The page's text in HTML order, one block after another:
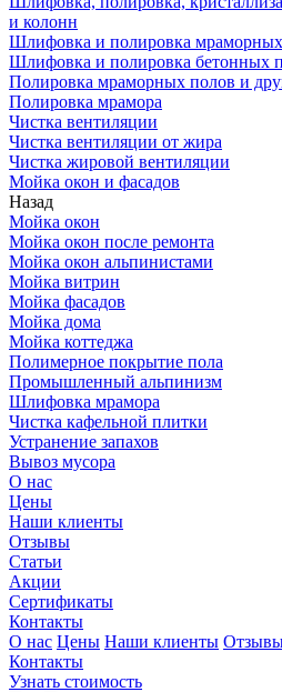
и колонн
Шлифовка и полировка
Шлифовка и полировка бетонных
Полировка мраморных полов и
Полировка мрамора
Чистка вентиляции
Чистка вентиляции от жира
Чистка жировой вентиляции
Мойка окон и фасадов
Назад
Мойка окон
Мойка окон после ремонта
Мойка окон альпинистами
Мойка витрин
Мойка фасадов
Мойка дома
Мойка коттеджа
Полимерное покрытие пола
Промышленный альпинизм
Шлифовка мрамора
Чистка кафельной плитки
Устранение запахов
Вывоз мусора
О нас
Цены
Наши клиенты
Отзывы
Статьи
Акции
Сертификаты
Контакты
О нас Цены Наши клиенты
Контакты
Узнать стоимость